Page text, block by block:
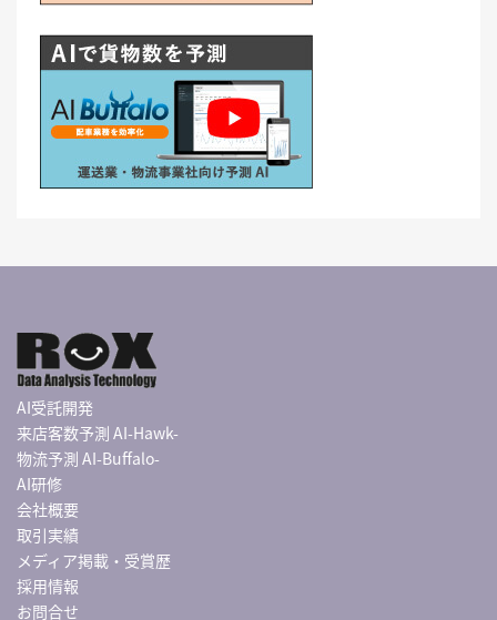
AI受託開発
来店客数予測 AI-Hawk-
物流予測 AI-Buffalo-
AI研修
会社概要
取引実績
メディア掲載・受賞歴
採用情報
お問合せ